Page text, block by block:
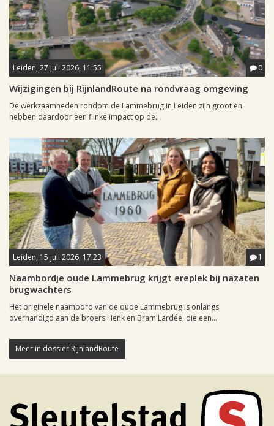
Leiden, 27 juli 2026, 11:55 0
Wijzigingen bij RijnlandRoute na rondvraag omgeving
De werkzaamheden rondom de Lammebrug in Leiden zijn groot en
hebben daardoor een flinke impact op de...
Leiden, 15 juli 2026, 17:23 1
Naambordje oude Lammebrug krijgt ereplek bij nazaten
brugwachters
Het originele naambord van de oude Lammebrug is onlangs
overhandigd aan de broers Henk en Bram Lardée, die een...
Meer in dossier RijnlandRoute